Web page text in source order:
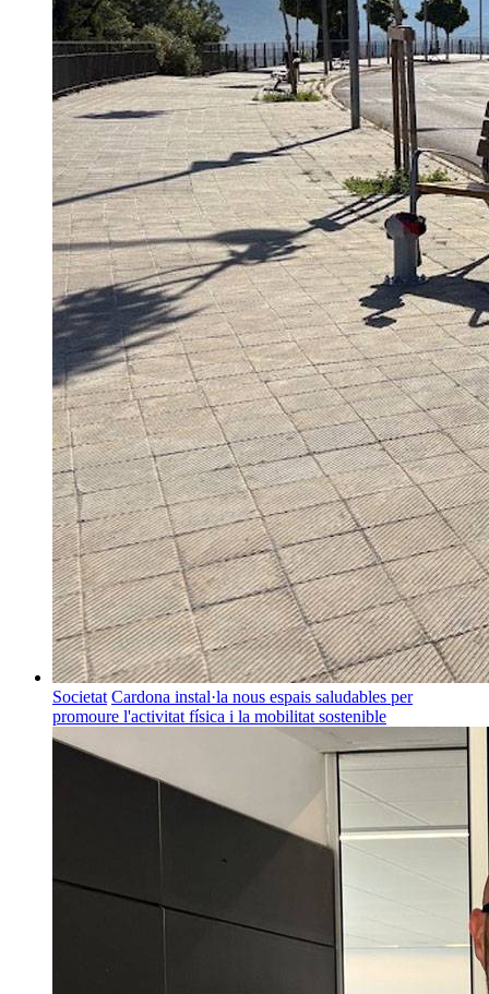
Societat Cardona instal·la nous espais saludables per
promoure l'activitat física i la mobilitat sostenible